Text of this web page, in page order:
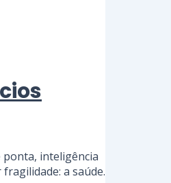
ponta, inteligência
a saúde.